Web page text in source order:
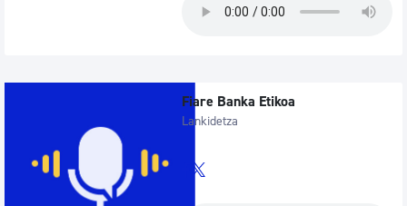
Fiare Banka Etikoa
Lankidetza